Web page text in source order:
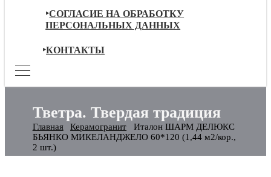
СОГЛАСИЕ НА ОБРАБОТКУ
ПЕРСОНАЛЬНЫХ ДАННЫХ
КОНТАКТЫ
Тветра. Твердая традиция
Главная Керамогранит
Италон ШАРМ ДЕЛЮКС
БЬЯНКО МИКЕЛАНДЖЕЛО 60*120 (1,44 м2/кор.,
2 шт.)